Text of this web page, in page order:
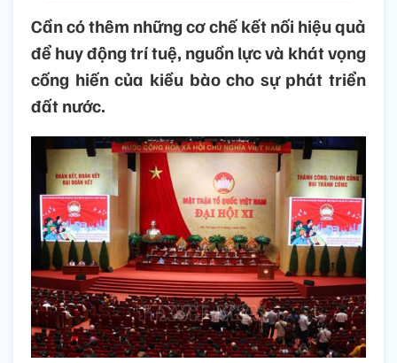
Cần có thêm những cơ chế kết nối hiệu quả
để huy động trí tuệ, nguồn lực và khát vọng
cống hiến của kiều bào cho sự phát triển
đất nước.